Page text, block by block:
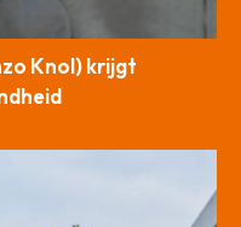
Knol) krijgt